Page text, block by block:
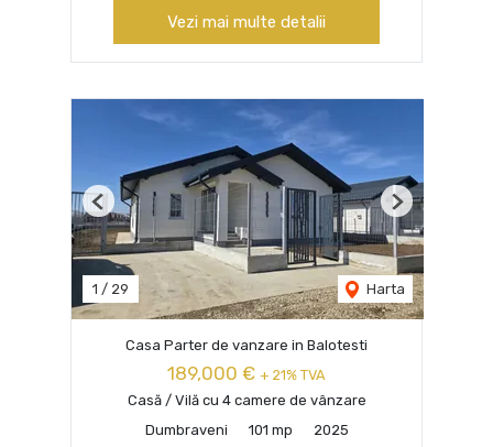
Vezi mai multe detalii
1 / 29 Harta
Previous Next
Casa Parter de vanzare in Balotesti
189,000 € + 21% TVA
Casă / Vilă cu 4 camere de vânzare
Dumbraveni
101 mp 2025